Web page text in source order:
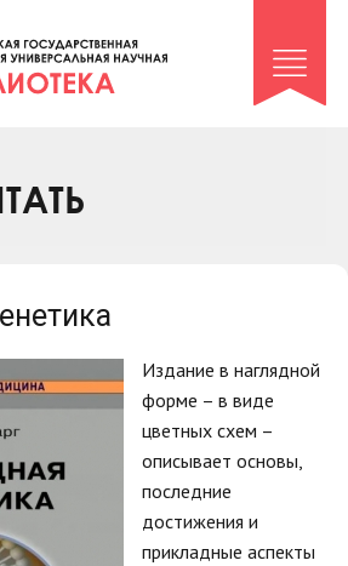
сельдерей»
архив»
Издание в наглядной
форме – в виде
цветных схем –
описывает основы,
последние
достижения и
прикладные аспекты